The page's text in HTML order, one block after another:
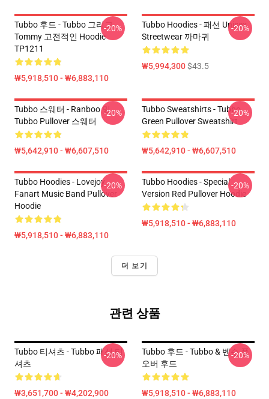
Tubbo 후드 - Tubbo 그리고
Tommy 고전적인 Hoodie
TP1211
₩5,918,510 - ₩6,883,110
-20%
Tubbo Hoodies - 패션 Unisex
Streetwear 까마귀
₩5,994,300$43.5
-20%
Tubbo 스웨터 - Ranboo 및
Tubbo Pullover 스웨터
₩5,642,910 - ₩6,607,510
-20%
Tubbo Sweatshirts - Tubbo
Green Pullover Sweatshirt
₩5,642,910 - ₩6,607,510
-20%
Tubbo Hoodies - Lovejoy
Fanart Music Band Pullover
Hoodie
₩5,918,510 - ₩6,883,110
-20%
Tubbo Hoodies - Special
Version Red Pullover Hoodie
₩5,918,510 - ₩6,883,110
-20%
더 보기
관련 상품
Tubbo 티셔츠 - Tubbo 패션 티
셔츠
₩3,651,700 - ₩4,202,900
-20%
Tubbo 후드 - Tubbo & 벤슨 풀
오버 후드
₩5,918,510 - ₩6,883,110
-20%